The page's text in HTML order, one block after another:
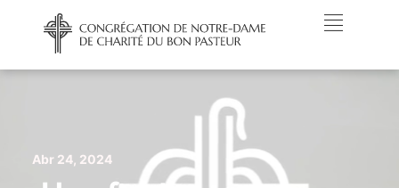
Abr 24, 2024